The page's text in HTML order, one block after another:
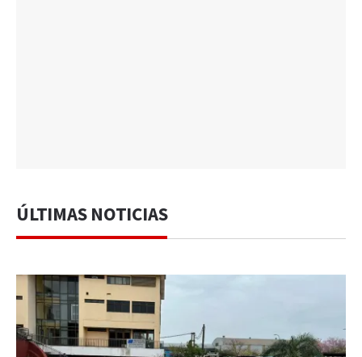
ÚLTIMAS NOTICIAS